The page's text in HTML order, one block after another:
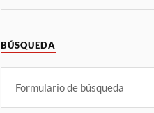
BÚSQUEDA